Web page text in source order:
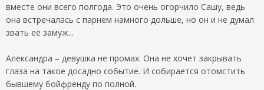
вместе они всего полгода. Это очень огорчило Сашу, ведь
она встречалась с парнем намного дольше, но он и не думал
звать её замуж...
Александра – девушка не промах. Она не хочет закрывать
глаза на такое досадно событие. И собирается отомстить
бывшему бойфренду по полной.